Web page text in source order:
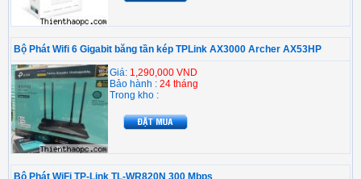
Bộ Phát Wifi 6 Gigabit băng tần kép TPLink AX3000 Archer AX53HP
Giá: 1,290,000 VND
Bảo hành : 24 tháng
Trong kho :
Bộ Phát WiFi TP-Link TL-WR820N 300 Mbps